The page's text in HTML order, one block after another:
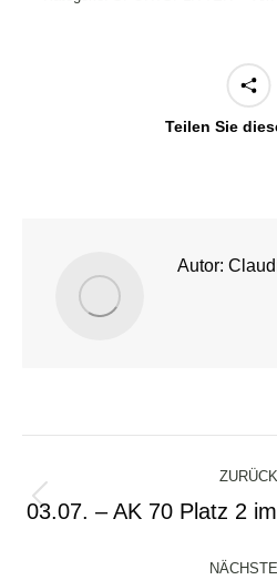
Teilen Sie
Autor:
ZURÜCK
03.07. – AK 70 Platz 2